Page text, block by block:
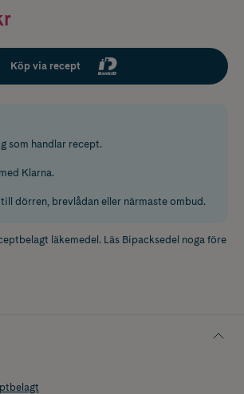
Köp via recept
som handlar recept.
Klarna.
dörren, brevlådan eller närmaste ombud.
läkemedel. Läs Bipacksedel noga före